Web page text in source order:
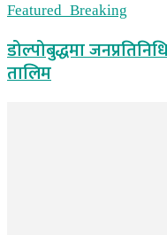
Featured_Breaking
डोल्पोबुद्धमा
तालिम